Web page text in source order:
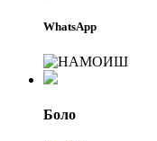
WhatsApp
Боло